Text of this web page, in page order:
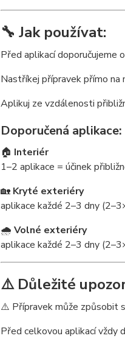
🔧 Jak používat:
Před aplikací doporučujeme
Nastříkej přípravek přímo na
Aplikuj ze vzdálenosti
Doporučená aplikace:
🏠 Interiér
1–2 aplikace = účinek
🏡 Kryté exteriéry
aplikace každé 2–3 dny
🌧️ Volné exteriéry
aplikace každé 2–3 dny
⚠️ Důležité
⚠️ Přípravek může způsobit
Před celkovou aplikací vždy